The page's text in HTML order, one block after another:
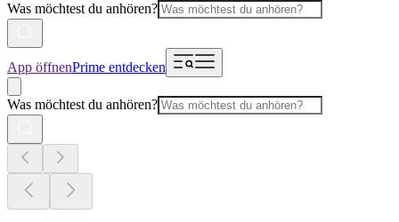
Was möchtest du anhören?
App öffnenPrime entdecken
Was möchtest du anhören?